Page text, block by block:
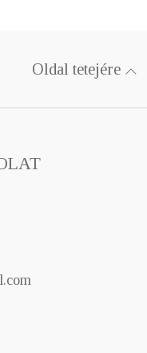
Oldal tetejére